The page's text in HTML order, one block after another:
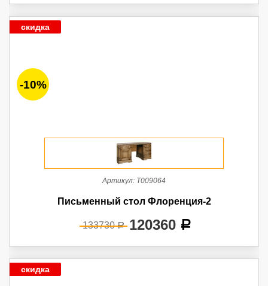
скидка
-10%
Артикул: Т009064
Письменный стол Флоренция-2
133730a 120360 a
скидка